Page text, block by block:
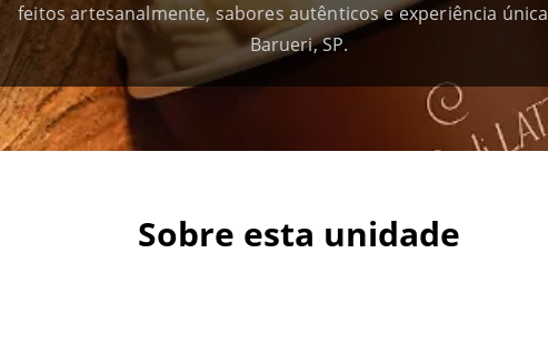
feitos artesanalmente, sabores autênticos e experiência
Barueri, SP.
Sobre esta unidade